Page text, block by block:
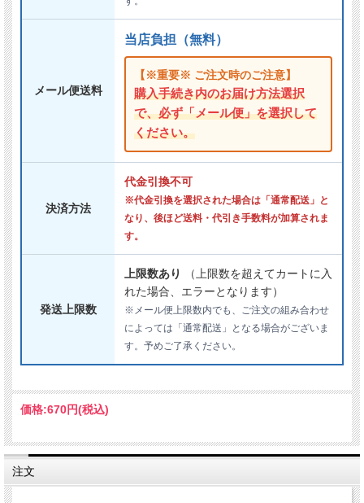
メール便送料
当店負担（無料）
【※重要※ ご注文時のご注意】
購入手続き内のお届け方法選択
で、必ず「メール便」を選択して
ください。
決済方法
代金引換不可
※代金引換を選択された場合は「通常配送」と
なり、後ほど送料・代引き手数料が加算されま
す。
発送上限数
上限数あり
（上限数を超えてカートに入
れた場合、エラーとなります）
※メール便上限数内でも、ご注文の組み合わせ
によっては「通常配送」となる場合がございま
す。予めご了承ください。
価格:670円(税込)
注文